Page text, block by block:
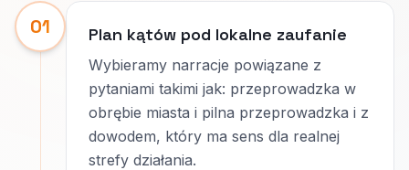
01 Plan kątów pod lokalne zaufanie
Wybieramy narracje powiązane z
pytaniami takimi jak: przeprowadzka w
obrębie miasta i pilna przeprowadzka i z
dowodem, który ma sens dla realnej
strefy działania.